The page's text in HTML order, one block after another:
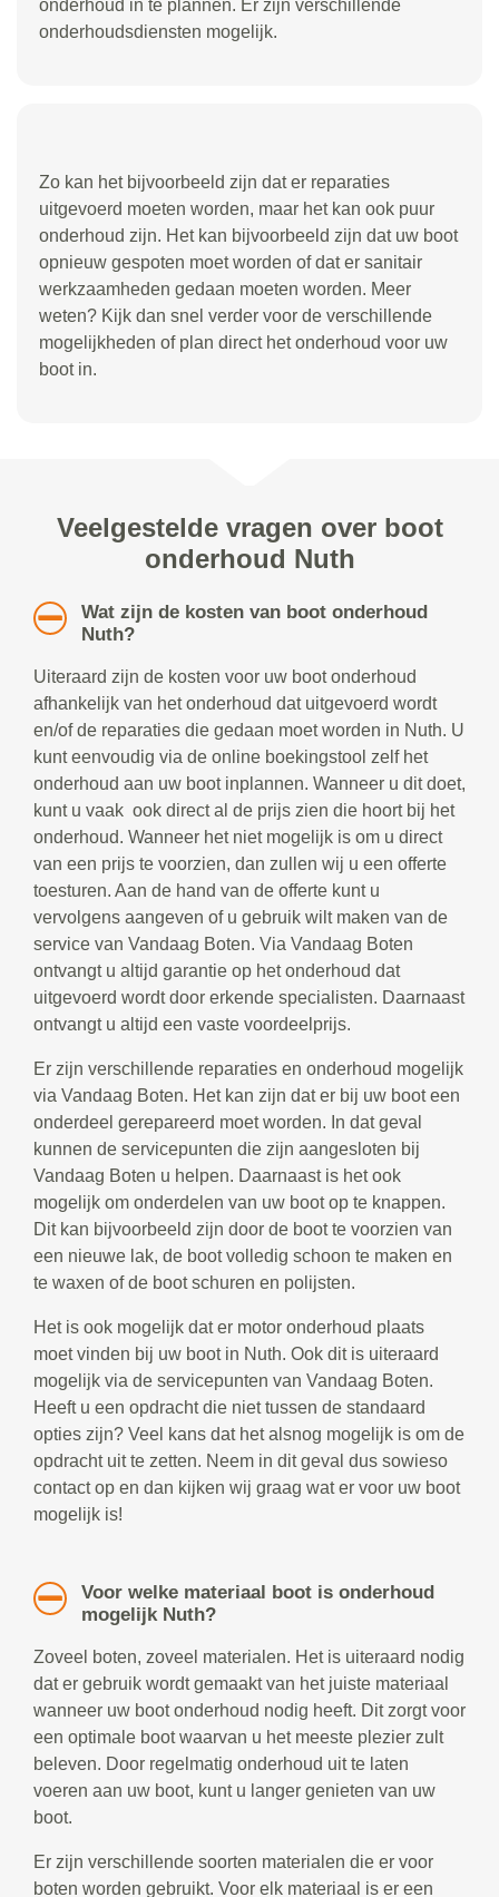
onderhoud in te plannen. Er zijn verschillende
onderhoudsdiensten mogelijk.
Zo kan het bijvoorbeeld zijn dat er reparaties
uitgevoerd moeten worden, maar het kan ook puur
onderhoud zijn. Het kan bijvoorbeeld zijn dat uw boot
opnieuw gespoten moet worden of dat er sanitair
werkzaamheden gedaan moeten worden. Meer
weten? Kijk dan snel verder voor de verschillende
mogelijkheden of plan direct het onderhoud voor uw
boot in.
Veelgestelde vragen over boot
onderhoud Nuth
Wat zijn de kosten van boot onderhoud
Nuth?
Uiteraard zijn de kosten voor uw boot onderhoud
afhankelijk van het onderhoud dat uitgevoerd wordt
en/of de reparaties die gedaan moet worden in Nuth. U
kunt eenvoudig via de online boekingstool zelf het
onderhoud aan uw boot inplannen. Wanneer u dit doet,
kunt u vaak ook direct al de prijs zien die hoort bij het
onderhoud. Wanneer het niet mogelijk is om u direct
van een prijs te voorzien, dan zullen wij u een offerte
toesturen. Aan de hand van de offerte kunt u
vervolgens aangeven of u gebruik wilt maken van de
service van Vandaag Boten. Via Vandaag Boten
ontvangt u altijd garantie op het onderhoud dat
uitgevoerd wordt door erkende specialisten. Daarnaast
ontvangt u altijd een vaste voordeelprijs.
Er zijn verschillende reparaties en onderhoud mogelijk
via Vandaag Boten. Het kan zijn dat er bij uw boot een
onderdeel gerepareerd moet worden. In dat geval
kunnen de servicepunten die zijn aangesloten bij
Vandaag Boten u helpen. Daarnaast is het ook
mogelijk om onderdelen van uw boot op te knappen.
Dit kan bijvoorbeeld zijn door de boot te voorzien van
een nieuwe lak, de boot volledig schoon te maken en
te waxen of de boot schuren en polijsten.
Het is ook mogelijk dat er motor onderhoud plaats
moet vinden bij uw boot in Nuth. Ook dit is uiteraard
mogelijk via de servicepunten van Vandaag Boten.
Heeft u een opdracht die niet tussen de standaard
opties zijn? Veel kans dat het alsnog mogelijk is om de
opdracht uit te zetten. Neem in dit geval dus sowieso
contact op en dan kijken wij graag wat er voor uw boot
mogelijk is!
Voor welke materiaal boot is onderhoud
mogelijk Nuth?
Zoveel boten, zoveel materialen. Het is uiteraard nodig
dat er gebruik wordt gemaakt van het juiste materiaal
wanneer uw boot onderhoud nodig heeft. Dit zorgt voor
een optimale boot waarvan u het meeste plezier zult
beleven. Door regelmatig onderhoud uit te laten
voeren aan uw boot, kunt u langer genieten van uw
boot.
Er zijn verschillende soorten materialen die er voor
boten worden gebruikt. Voor elk materiaal is er een